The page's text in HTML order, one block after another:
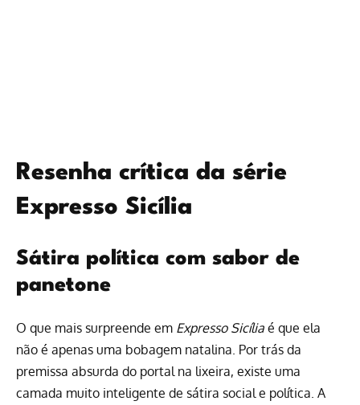
Resenha crítica da série
Expresso Sicília
Sátira política com sabor de
panetone
O que mais surpreende em Expresso Sicília é que ela
não é apenas uma bobagem natalina. Por trás da
premissa absurda do portal na lixeira, existe uma
camada muito inteligente de sátira social e política. A